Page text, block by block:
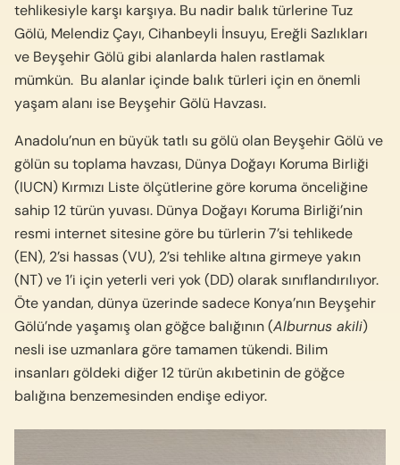
tehlikesiyle karşı karşıya. Bu nadir balık türlerine Tuz
Gölü, Melendiz Çayı, Cihanbeyli İnsuyu, Ereğli Sazlıkları
ve Beyşehir Gölü gibi alanlarda halen rastlamak
mümkün. Bu alanlar içinde balık türleri için en önemli
yaşam alanı ise Beyşehir Gölü Havzası.
Anadolu’nun en büyük tatlı su gölü olan Beyşehir Gölü ve
gölün su toplama havzası, Dünya Doğayı Koruma Birliği
(IUCN) Kırmızı Liste ölçütlerine göre koruma önceliğine
sahip 12 türün yuvası. Dünya Doğayı Koruma Birliği’nin
resmi internet sitesine göre bu türlerin 7’si tehlikede
(EN), 2’si hassas (VU), 2’si tehlike altına girmeye yakın
(NT) ve 1’i için yeterli veri yok (DD) olarak sınıflandırılıyor.
Öte yandan, dünya üzerinde sadece Konya’nın Beyşehir
Gölü’nde yaşamış olan göğce balığının (Alburnus akili)
nesli ise uzmanlara göre tamamen tükendi. Bilim
insanları göldeki diğer 12 türün akıbetinin de göğce
balığına benzemesinden endişe ediyor.